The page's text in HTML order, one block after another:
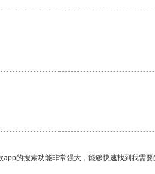
的搜索功能非常强大，能够快速找到我需要